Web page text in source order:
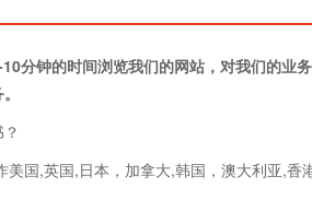
分钟的时间浏览我们的网站，对我们的业
国,英国,日本，加拿大,韩国，澳大利亚,